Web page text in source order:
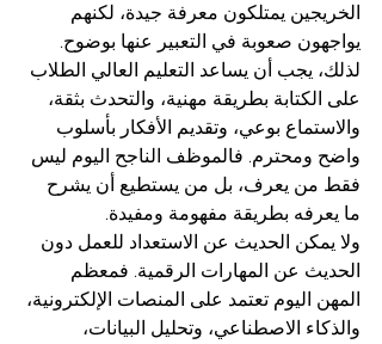
الخريجين يمتلكون معرفة جيدة، لكنهم
يواجهون صعوبة في التعبير عنها بوضوح.
لذلك، يجب أن يساعد التعليم العالي الطلاب
على الكتابة بطريقة مهنية، والتحدث بثقة،
والاستماع بوعي، وتقديم الأفكار بأسلوب
واضح ومحترم. فالموظف الناجح اليوم ليس
فقط من يعرف، بل من يستطيع أن يشرح
ما يعرفه بطريقة مفهومة ومفيدة.
ولا يمكن الحديث عن الاستعداد للعمل دون
الحديث عن المهارات الرقمية. فمعظم
المهن اليوم تعتمد على المنصات الإلكترونية،
والذكاء الاصطناعي، وتحليل البيانات،